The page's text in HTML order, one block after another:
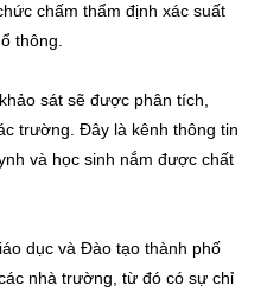
chấm thẩm định xác suất
thông.
sát sẽ được phân tích,
trường. Đây là kênh thông tin
và học sinh nắm được chất
dục và Đào tạo thành phố
nhà trường, từ đó có sự chỉ